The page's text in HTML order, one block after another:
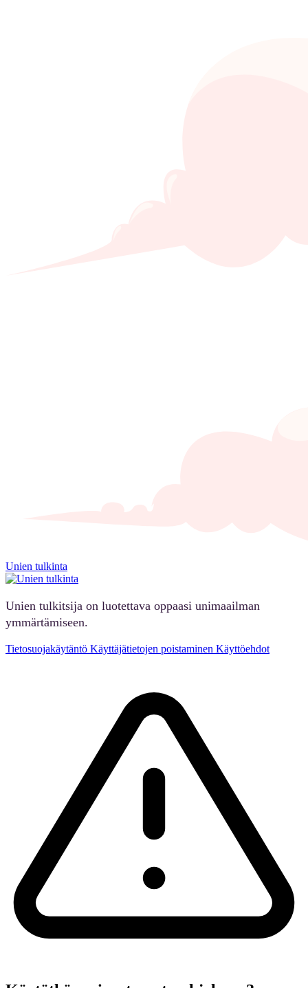
Unien tulkinta
Unien tulkitsija on luotettava oppaasi unimaailman
ymmärtämiseen.
Tietosuojakäytäntö Käyttäjätietojen poistaminen Käyttöehdot